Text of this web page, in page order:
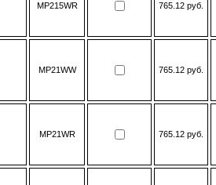
MP215WR 765.12 руб.
MP21WW 765.12 руб.
MP21WR 765.12 руб.